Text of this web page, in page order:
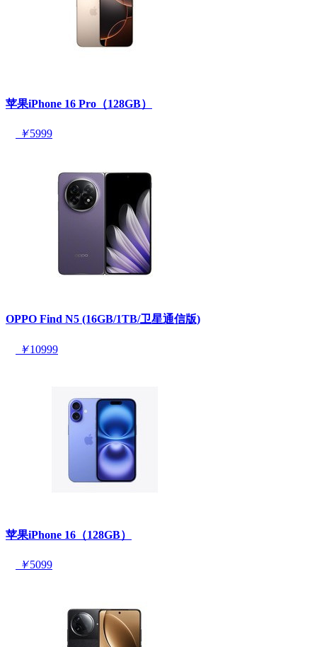
苹果iPhone 16 Pro（128GB）
￥5999
OPPO Find N5 (16GB/1TB/卫星通信版)
￥10999
苹果iPhone 16（128GB）
￥5099